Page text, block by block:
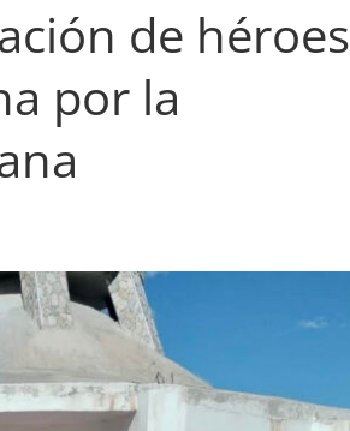
de héroes
por la